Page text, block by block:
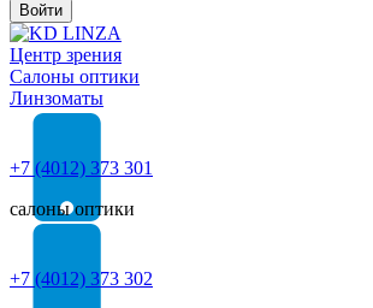
Войти
Центр зрения
Cалоны оптики
Линзоматы
+7 (4012) 373 301
салоны оптики
+7 (4012) 373 302